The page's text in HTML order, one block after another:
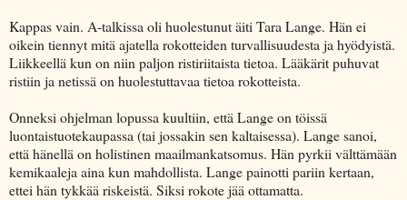
Kappas vain. A-talkissa oli huolestunut äiti Tara Lange. Hän ei
oikein tiennyt mitä ajatella rokotteiden turvallisuudesta ja hyödyistä.
Liikkeellä kun on niin paljon ristiriitaista tietoa. Lääkärit puhuvat
ristiin ja netissä on huolestuttavaa tietoa rokotteista.
Onneksi ohjelman lopussa kuultiin, että Lange on töissä
luontaistuotekaupassa (tai jossakin sen kaltaisessa). Lange sanoi,
että hänellä on holistinen maailmankatsomus. Hän pyrkii välttämään
kemikaaleja aina kun mahdollista. Lange painotti pariin kertaan,
ettei hän tykkää riskeistä. Siksi rokote jää ottamatta.